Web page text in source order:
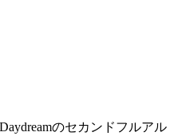
のセカンドフルアル